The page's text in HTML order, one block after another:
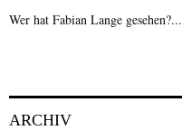
Wer hat Fabian Lange gesehen?...
ARCHIV